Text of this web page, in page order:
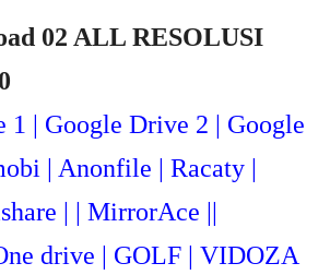
02 ALL RESOLUSI
1 | Google Drive 2 | Google
i | Anonfile | Racaty |
| | MirrorAce ||
drive | GOLF | VIDOZA